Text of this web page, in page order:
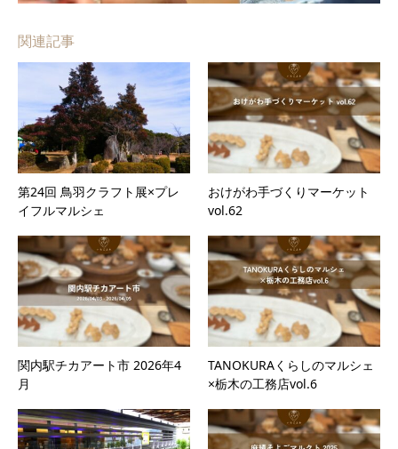
関連記事
第24回 鳥羽クラフト展×プレ
イフルマルシェ
おけがわ手づくりマーケット
vol.62
関内駅チカアート市 2026年4
月
TANOKURAくらしのマルシェ
×栃木の工務店vol.6